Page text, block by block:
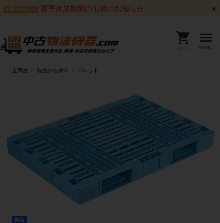
出荷のお知らせ 夏季休業期間の出荷のお知らせ
カート MENU
全商品 製品から探す パレット
新品